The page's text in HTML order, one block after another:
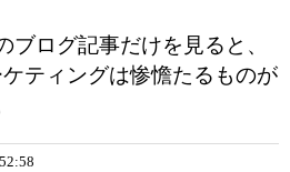
ログ記事だけを見ると、
ティングは惨憺たるものが